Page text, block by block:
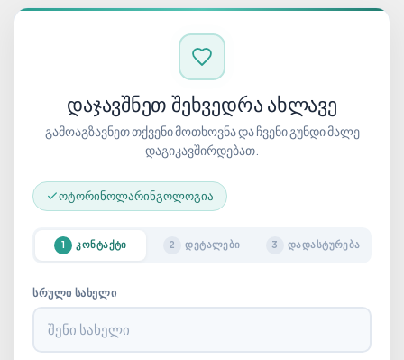
ᲓᲐᲯᲐᲕᲨᲜᲔᲗ ᲨᲔᲮᲕᲔᲓᲠᲐ ᲐᲮᲚᲐᲕᲔ
გამოაგზავნეთ თქვენი მოთხოვნა და ჩვენი გუნდი მალე
დაგიკავშირდებათ.
ოტორინოლარინგოლოგია
1 ᲙᲝᲜᲢᲐᲥᲢᲘ 2 ᲓᲔᲢᲐᲚᲔᲑᲘ 3 ᲓᲐᲓᲐᲡᲢᲣᲠᲔᲑᲐ
ᲡᲠᲣᲚᲘ ᲡᲐᲮᲔᲚᲘ